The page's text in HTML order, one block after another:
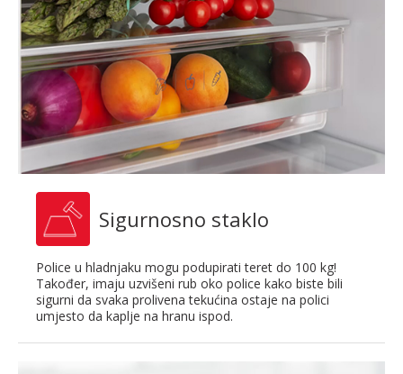
Sigurnosno staklo
Police u hladnjaku mogu podupirati teret do 100 kg!
Također, imaju uzvišeni rub oko police kako biste bili
sigurni da svaka prolivena tekućina ostaje na polici
umjesto da kaplje na hranu ispod.